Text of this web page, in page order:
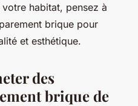
habitat, pensez à
brique pour
et esthétique.
des
brique de